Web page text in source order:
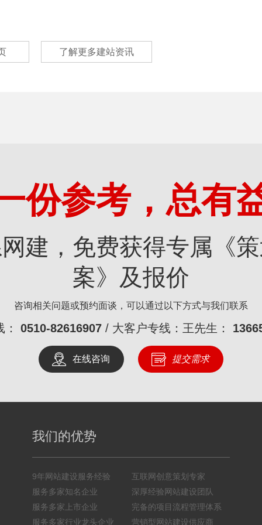
了解更多建站资讯
份参考，总有
建，免费获得专属《
案》及报价
咨询相关问题或预约面谈，可以通过以下方式与我们联系
： 0510-82616907 / 大客户专线：王先生：
在线咨询 提交需求
我们的优势
9年网站建设服务经验
服务多家知名企业
服务多家上市企业
服务多家行业龙头企业
互联网创意策划专家
深厚经验网站建设团队
完备的项目流程管理体系
营销型网站建设供应商